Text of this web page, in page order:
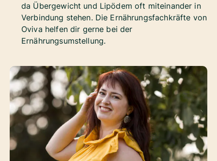
da Übergewicht und Lipödem oft miteinander in
Verbindung stehen. Die Ernährungsfachkräfte von
Oviva helfen dir gerne bei der
Ernährungsumstellung.